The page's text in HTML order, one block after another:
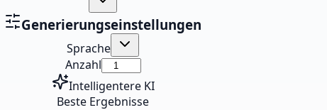
Generierungseinstellungen
Sprache
Anzahl
Intelligentere KI
Beste Ergebnisse